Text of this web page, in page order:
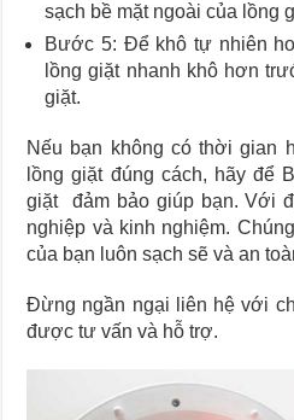
sạch bề mặt ngoài của lồng
Bước 5: Để khô tự nhiên
lồng giặt nhanh khô hơn
giặt.
Nếu bạn không có thời gian
lồng giặt đúng cách, hãy để
giặt đảm bảo giúp bạn. Với
nghiệp và kinh nghiệm.
của bạn luôn sạch sẽ và an
Đừng ngần ngại liên hệ với
được tư vấn và hỗ trợ.